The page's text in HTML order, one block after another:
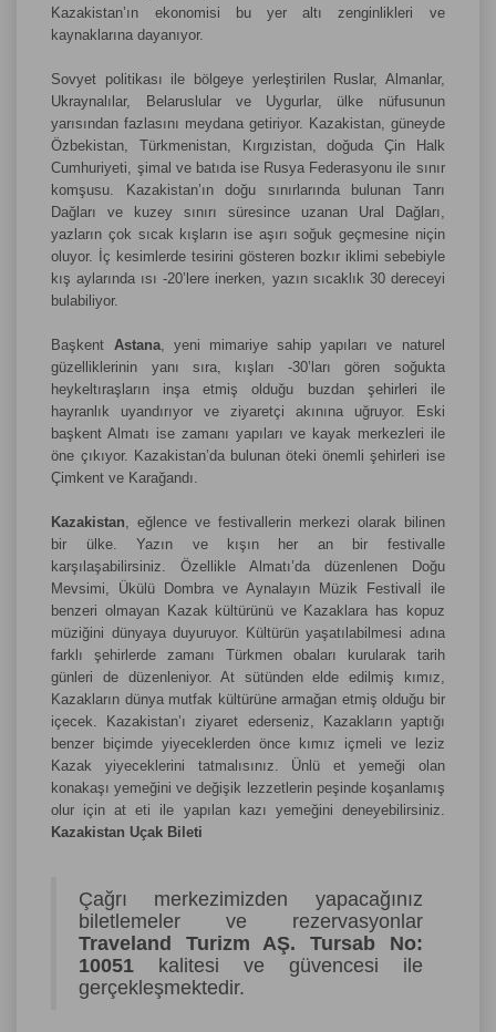
Kazakistan’ın ekonomisi bu yer altı zenginlikleri ve
kaynaklarına dayanıyor.
Sovyet politikası ile bölgeye yerleştirilen Ruslar, Almanlar,
Ukraynalılar, Belaruslular ve Uygurlar, ülke nüfusunun
yarısından fazlasını meydana getiriyor. Kazakistan, güneyde
Özbekistan, Türkmenistan, Kırgızistan, doğuda Çin Halk
Cumhuriyeti, şimal ve batıda ise Rusya Federasyonu ile sınır
komşusu. Kazakistan’ın doğu sınırlarında bulunan Tanrı
Dağları ve kuzey sınırı süresince uzanan Ural Dağları,
yazların çok sıcak kışların ise aşırı soğuk geçmesine niçin
oluyor. İç kesimlerde tesirini gösteren bozkır iklimi sebebiyle
kış aylarında ısı -20’lere inerken, yazın sıcaklık 30 dereceyi
bulabiliyor.
Başkent Astana, yeni mimariye sahip yapıları ve naturel
güzelliklerinin yanı sıra, kışları -30’ları gören soğukta
heykeltıraşların inşa etmiş olduğu buzdan şehirleri ile
hayranlık uyandırıyor ve ziyaretçi akınına uğruyor. Eski
başkent Almatı ise zamanı yapıları ve kayak merkezleri ile
öne çıkıyor. Kazakistan’da bulunan öteki önemli şehirleri ise
Çimkent ve Karağandı.
Kazakistan , eğlence ve festivallerin merkezi olarak bilinen
bir ülke. Yazın ve kışın her an bir festivalle
karşılaşabilirsiniz. Özellikle Almatı’da düzenlenen Doğu
Mevsimi, Ükülü Dombra ve Aynalayın Müzik Festivalİ ile
benzeri olmayan Kazak kültürünü ve Kazaklara has kopuz
müziğini dünyaya duyuruyor. Kültürün yaşatılabilmesi adına
farklı şehirlerde zamanı Türkmen obaları kurularak tarih
günleri de düzenleniyor. At sütünden elde edilmiş kımız,
Kazakların dünya mutfak kültürüne armağan etmiş olduğu bir
içecek. Kazakistan’ı ziyaret ederseniz, Kazakların yaptığı
benzer biçimde yiyeceklerden önce kımız içmeli ve leziz
Kazak yiyeceklerini tatmalısınız. Ünlü et yemeği olan
konakaşı yemeğini ve değişik lezzetlerin peşinde koşanlamış
olur için at eti ile yapılan kazı yemeğini deneyebilirsiniz.
Kazakistan Uçak Bileti
Çağrı merkezimizden yapacağınız
biletlemeler ve rezervasyonlar
Traveland Turizm AŞ. Tursab No:
10051 kalitesi ve güvencesi ile
gerçekleşmektedir.